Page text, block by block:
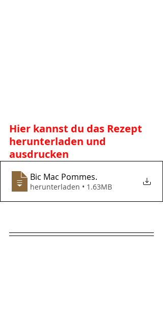
Hier kannst du das Rezept
herunterladen und
ausdrucken
Bic Mac Pommes.
herunterladen • 1.63MB